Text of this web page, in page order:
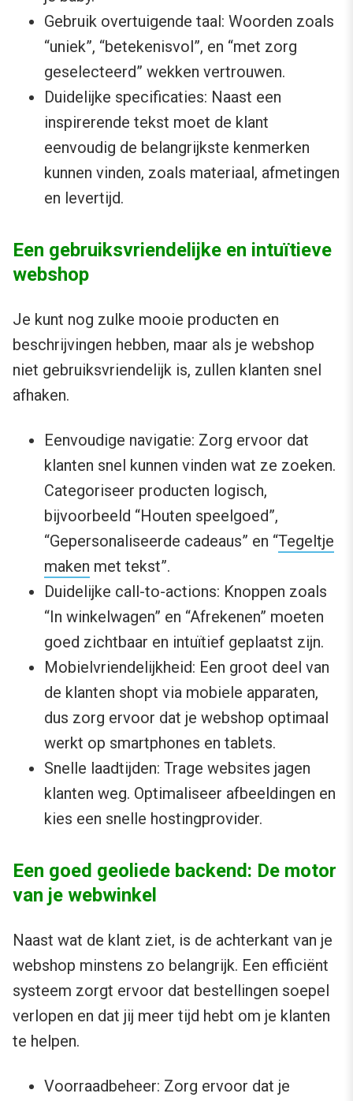
Gebruik overtuigende taal: Woorden zoals
“uniek”, “betekenisvol”, en “met zorg
geselecteerd” wekken vertrouwen.
Duidelijke specificaties: Naast een
inspirerende tekst moet de klant
eenvoudig de belangrijkste kenmerken
kunnen vinden, zoals materiaal, afmetingen
en levertijd.
Een gebruiksvriendelijke en intuïtieve
webshop
Je kunt nog zulke mooie producten en
beschrijvingen hebben, maar als je webshop
niet gebruiksvriendelijk is, zullen klanten snel
afhaken.
Eenvoudige navigatie: Zorg ervoor dat
klanten snel kunnen vinden wat ze zoeken.
Categoriseer producten logisch,
bijvoorbeeld “Houten speelgoed”,
“Gepersonaliseerde cadeaus” en “Tegeltje
maken met tekst”.
Duidelijke call-to-actions: Knoppen zoals
“In winkelwagen” en “Afrekenen” moeten
goed zichtbaar en intuïtief geplaatst zijn.
Mobielvriendelijkheid: Een groot deel van
de klanten shopt via mobiele apparaten,
dus zorg ervoor dat je webshop optimaal
werkt op smartphones en tablets.
Snelle laadtijden: Trage websites jagen
klanten weg. Optimaliseer afbeeldingen en
kies een snelle hostingprovider.
Een goed geoliede backend: De motor
van je webwinkel
Naast wat de klant ziet, is de achterkant van je
webshop minstens zo belangrijk. Een efficiënt
systeem zorgt ervoor dat bestellingen soepel
verlopen en dat jij meer tijd hebt om je klanten
te helpen.
Voorraadbeheer: Zorg ervoor dat je